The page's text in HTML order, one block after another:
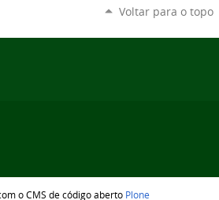
Voltar para o topo
o CMS de código aberto Plone